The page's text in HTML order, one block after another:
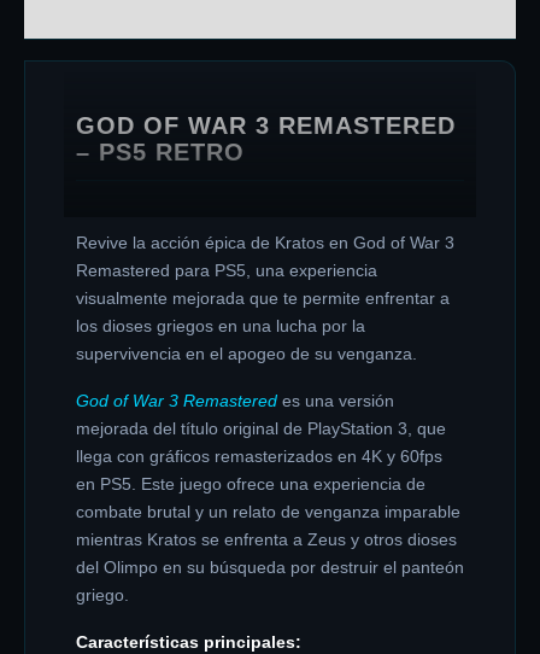
GOD OF WAR 3 REMASTERED
– PS5 RETRO
Revive la acción épica de Kratos en God of War 3
Remastered para PS5, una experiencia
visualmente mejorada que te permite enfrentar a
los dioses griegos en una lucha por la
supervivencia en el apogeo de su venganza.
God of War 3 Remastered es una versión
mejorada del título original de PlayStation 3, que
llega con gráficos remasterizados en 4K y 60fps
en PS5. Este juego ofrece una experiencia de
combate brutal y un relato de venganza imparable
mientras Kratos se enfrenta a Zeus y otros dioses
del Olimpo en su búsqueda por destruir el panteón
griego.
Características principales: